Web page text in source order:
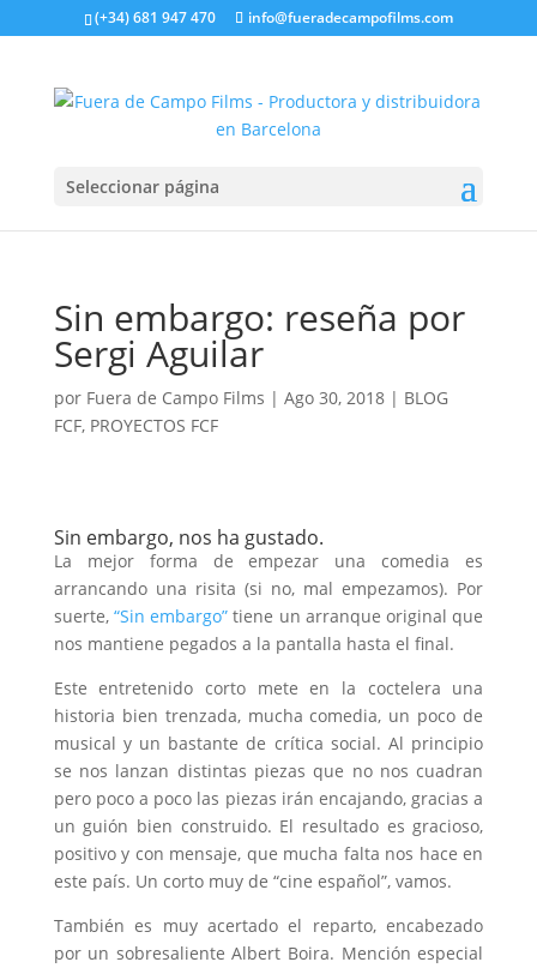
(+34) 681 947 470 info@fueradecampofilms.com
Seleccionar página
Sin embargo: reseña por
Sergi Aguilar
por Fuera de Campo Films | Ago 30, 2018| BLOG
FCF, PROYECTOS FCF
Sin embargo, nos ha gustado.
La mejor forma de empezar una comedia es
arrancando una risita (si no, mal empezamos). Por
suerte,“Sin embargo” tiene un arranque original que
nos mantiene pegados a la pantalla hasta el final.
Este entretenido corto mete en la coctelera una
historia bien trenzada, mucha comedia, un poco de
musical y un bastante de crítica social. Al principio
se nos lanzan distintas piezas que no nos cuadran
pero poco a poco las piezas irán encajando, gracias a
un guión bien construido. El resultado es gracioso,
positivo y con mensaje, que mucha falta nos hace en
este país. Un corto muy de “cine español”, vamos.
También es muy acertado el reparto, encabezado
por un sobresaliente Albert Boira. Mención especial